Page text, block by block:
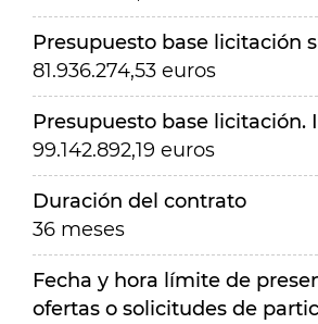
Presupuesto base licitación
81.936.274,53 euros
Presupuesto base licitación.
99.142.892,19 euros
Duración del contrato
36 meses
Fecha y hora límite de
ofertas o solicitudes de